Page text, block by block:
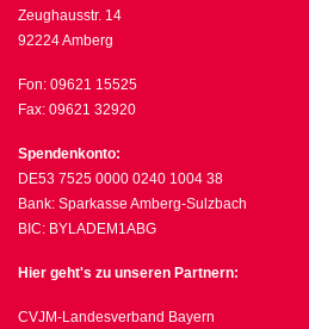
Zeughausstr. 14
92224 Amberg
Fon: 09621 15525
Fax: 09621 32920
Spendenkonto:
DE53 7525 0000 0240 1004 38
Bank: Sparkasse Amberg-Sulzbach
BIC: BYLADEM1ABG
Hier geht's zu unseren Partnern:
CVJM-Landesverband Bayern